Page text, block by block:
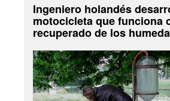
Ingeniero holandés
motocicleta que funciona
recuperado de los